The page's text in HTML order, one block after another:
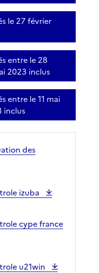
le 27 février
entre le 28
2023 inclus
entre le 11 mai
inclus
des
izuba
cype france
u21win